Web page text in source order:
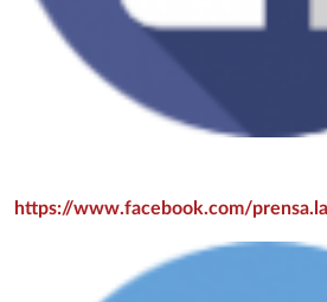
https://www.facebook.com/